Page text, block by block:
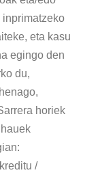
inprimatzeko
eta kasu
egingo den
du,
horiek
/